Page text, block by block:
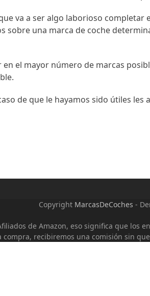
va a ser algo laborioso
sobre una marca de coche
el mayor número de marcas
de que le hayamos sido útiles
Copyright MarcasDeCoches -
de Amazon, eso significa que los
compra, recibiremos una comisión sin